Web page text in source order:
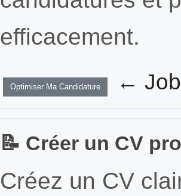
efficacement.
Optimiser Ma Candidature ←
📝 Créer un CV
Créez un CV